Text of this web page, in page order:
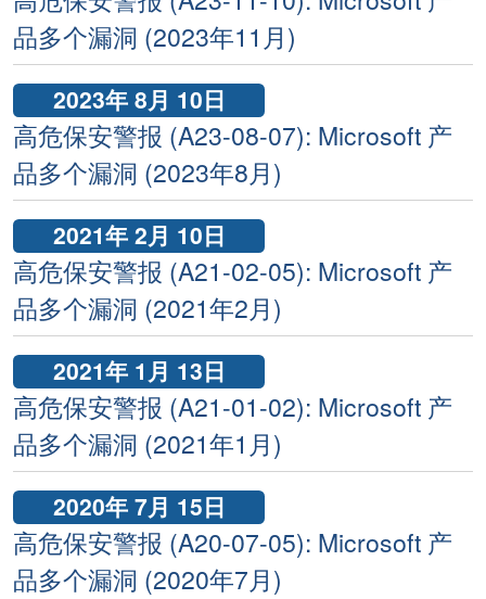
品多个漏洞 (2023年11月)
2023年 8月 10日
高危保安警报 (A23-08-07): Microsoft 产
品多个漏洞 (2023年8月)
2021年 2月 10日
高危保安警报 (A21-02-05): Microsoft 产
品多个漏洞 (2021年2月)
2021年 1月 13日
高危保安警报 (A21-01-02): Microsoft 产
品多个漏洞 (2021年1月)
2020年 7月 15日
高危保安警报 (A20-07-05): Microsoft 产
品多个漏洞 (2020年7月)